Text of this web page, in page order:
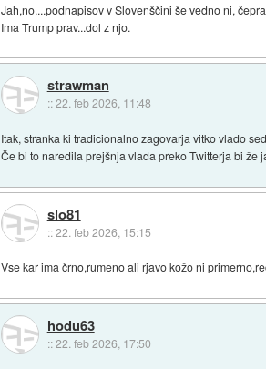
Jah,no....podnapisov v Slovenščini še vedno ni,
Ima Trump prav...dol z njo.
strawman
::22. feb 2026, 11:48
Itak, stranka ki tradicionalno zagovarja vitko vlado
Če bi to naredila prejšnja vlada preko Twitterja bi že
slo81
::22. feb 2026, 15:15
Vse kar ima črno,rumeno ali rjavo kožo ni
hodu63
::22. feb 2026, 17:50